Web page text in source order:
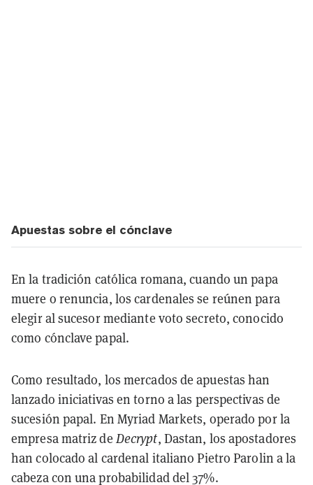
Apuestas sobre el cónclave
En la tradición católica romana, cuando un papa
muere o renuncia, los cardenales se reúnen para
elegir al sucesor mediante voto secreto, conocido
como cónclave papal.
Como resultado, los mercados de apuestas han
lanzado iniciativas en torno a las perspectivas de
sucesión papal. En Myriad Markets, operado por la
empresa matriz de Decrypt, Dastan, los apostadores
han colocado al cardenal italiano Pietro Parolin a la
cabeza con una probabilidad del 37%.